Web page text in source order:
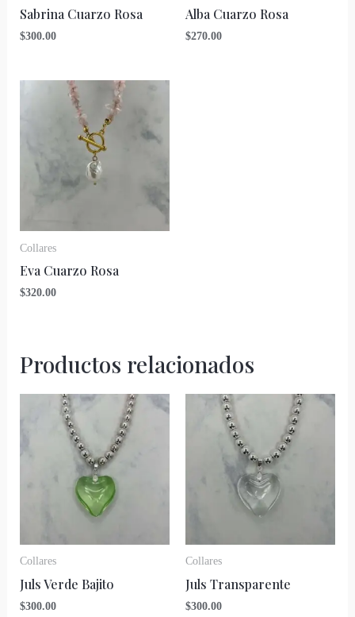
Sabrina Cuarzo Rosa
$300.00
Alba Cuarzo Rosa
$270.00
Collares
Eva Cuarzo Rosa
$320.00
Productos relacionados
Collares
Juls Verde Bajito
$300.00
Collares
Juls Transparente
$300.00